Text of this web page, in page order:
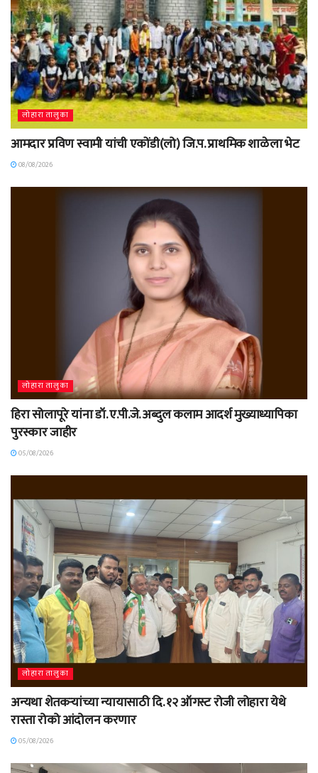
लोहारा तालुका
आमदार प्रविण स्वामी यांची एकोंडी(लो) जि.प. प्राथमिक शाळेला भेट
08/08/2026
लोहारा तालुका
हिरा सोलापूरे यांना डॉ. ए.पी.जे. अब्दुल कलाम आदर्श मुख्याध्यापिका
पुरस्कार जाहीर
05/08/2026
लोहारा तालुका
अन्यथा शेतकऱ्यांच्या न्यायासाठी दि. १२ ऑगस्ट रोजी लोहारा येथे
रास्ता रोको आंदोलन करणार
05/08/2026